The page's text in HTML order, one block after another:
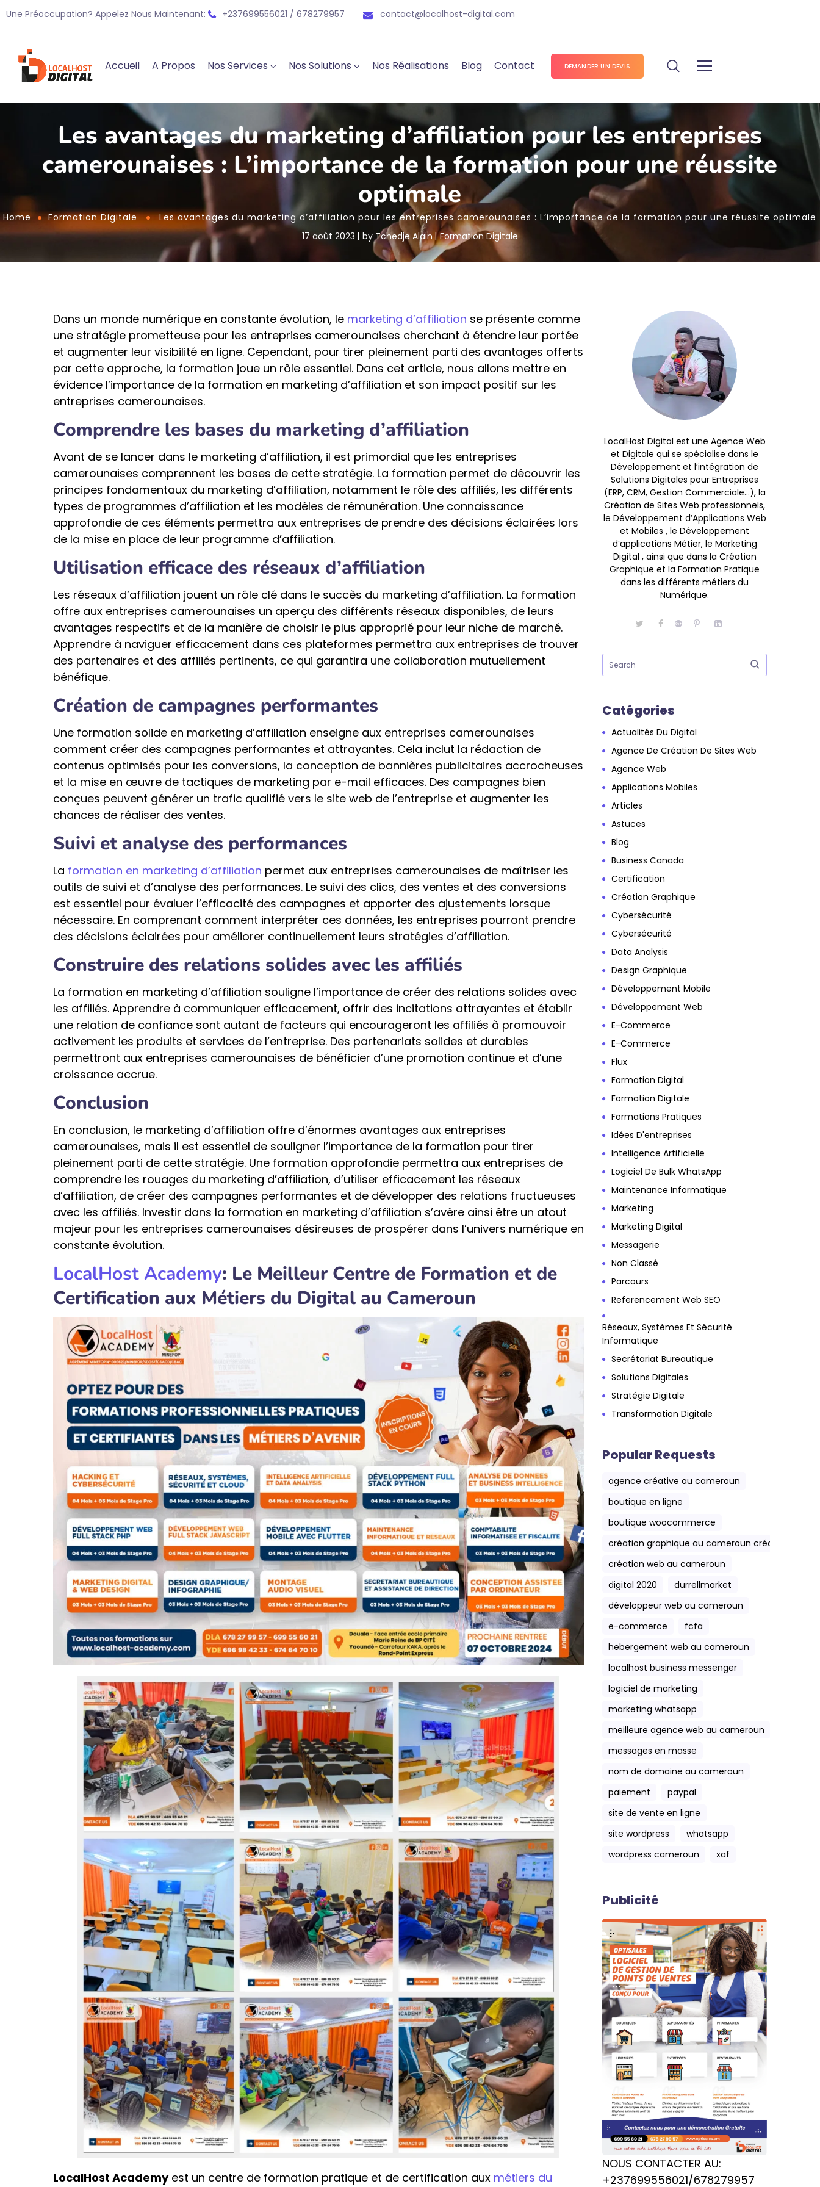
Une Préoccupation? Appelez Nous Maintenant: +237699556021 / 678279957 contact@localhost-digital.com
Accueil A Propos Nos Services Nos Solutions Nos Réalisations Blog Contact DEMANDER UN DEVIS
Les avantages du marketing d’affiliation pour les entreprises
camerounaises : L’importance de la formation pour une réussite
optimale
Home Formation Digitale
Les avantages du marketing d’affiliation pour les entreprises camerounaises : L’importance de la formation pour une réussite optimale
17 août 2023
byTchedje Alain Formation Digitale
Dans un monde numérique en constante évolution, le marketing d’affiliation se présente comme
une stratégie prometteuse pour les entreprises camerounaises cherchant à étendre leur portée
et augmenter leur visibilité en ligne. Cependant, pour tirer pleinement parti des avantages offerts
par cette approche, la formation joue un rôle essentiel. Dans cet article, nous allons mettre en
évidence l’importance de la formation en marketing d’affiliation et son impact positif sur les
entreprises camerounaises.
Comprendre les bases du marketing d’affiliation
Avant de se lancer dans le marketing d’affiliation, il est primordial que les entreprises
camerounaises comprennent les bases de cette stratégie. La formation permet de découvrir les
principes fondamentaux du marketing d’affiliation, notamment le rôle des affiliés, les différents
types de programmes d’affiliation et les modèles de rémunération. Une connaissance
approfondie de ces éléments permettra aux entreprises de prendre des décisions éclairées lors
de la mise en place de leur programme d’affiliation.
Utilisation efficace des réseaux d’affiliation
Les réseaux d’affiliation jouent un rôle clé dans le succès du marketing d’affiliation. La formation
offre aux entreprises camerounaises un aperçu des différents réseaux disponibles, de leurs
avantages respectifs et de la manière de choisir le plus approprié pour leur niche de marché.
Apprendre à naviguer efficacement dans ces plateformes permettra aux entreprises de trouver
des partenaires et des affiliés pertinents, ce qui garantira une collaboration mutuellement
bénéfique.
Création de campagnes performantes
Une formation solide en marketing d’affiliation enseigne aux entreprises camerounaises
comment créer des campagnes performantes et attrayantes. Cela inclut la rédaction de
contenus optimisés pour les conversions, la conception de bannières publicitaires accrocheuses
et la mise en œuvre de tactiques de marketing par e-mail efficaces. Des campagnes bien
conçues peuvent générer un trafic qualifié vers le site web de l’entreprise et augmenter les
chances de réaliser des ventes.
Suivi et analyse des performances
La formation en marketing d’affiliation permet aux entreprises camerounaises de maîtriser les
outils de suivi et d’analyse des performances. Le suivi des clics, des ventes et des conversions
est essentiel pour évaluer l’efficacité des campagnes et apporter des ajustements lorsque
nécessaire. En comprenant comment interpréter ces données, les entreprises pourront prendre
des décisions éclairées pour améliorer continuellement leurs stratégies d’affiliation.
Construire des relations solides avec les affiliés
La formation en marketing d’affiliation souligne l’importance de créer des relations solides avec
les affiliés. Apprendre à communiquer efficacement, offrir des incitations attrayantes et établir
une relation de confiance sont autant de facteurs qui encourageront les affiliés à promouvoir
activement les produits et services de l’entreprise. Des partenariats solides et durables
permettront aux entreprises camerounaises de bénéficier d’une promotion continue et d’une
croissance accrue.
Conclusion
En conclusion, le marketing d’affiliation offre d’énormes avantages aux entreprises
camerounaises, mais il est essentiel de souligner l’importance de la formation pour tirer
pleinement parti de cette stratégie. Une formation approfondie permettra aux entreprises de
comprendre les rouages du marketing d’affiliation, d’utiliser efficacement les réseaux
d’affiliation, de créer des campagnes performantes et de développer des relations fructueuses
avec les affiliés. Investir dans la formation en marketing d’affiliation s’avère ainsi être un atout
majeur pour les entreprises camerounaises désireuses de prospérer dans l’univers numérique en
constante évolution.
LocalHost Academy: Le Meilleur Centre de Formation et de
Certification aux Métiers du Digital au Cameroun
LocalHost Academyest un centre de formation pratique et de certification aux métiers du
LocalHost Digital est une Agence Web
et Digitale qui se spécialise dans le
Développement et l’intégration de
Solutions Digitales pour Entreprises
(ERP, CRM, Gestion Commerciale…), la
Création de Sites Web professionnels,
le Développement d’Applications Web
et Mobiles , le Développement
d’applications Métier, le Marketing
Digital , ainsi que dans la Création
Graphique et la Formation Pratique
dans les différents métiers du
Numérique.
Catégories
Actualités Du Digital
Agence De Création De Sites Web
Agence Web
Applications Mobiles
Articles
Astuces
Blog
Business Canada
Certification
Création Graphique
Cybersécurité
Cybersécurité
Data Analysis
Design Graphique
Développement Mobile
Développement Web
E-Commerce
E-Commerce
Flux
Formation Digital
Formation Digitale
Formations Pratiques
Idées D'entreprises
Intelligence Artificielle
Logiciel De Bulk WhatsApp
Maintenance Informatique
Marketing
Marketing Digital
Messagerie
Non Classé
Parcours
Referencement Web SEO
Réseaux, Systèmes Et Sécurité
Informatique
Secrétariat Bureautique
Solutions Digitales
Stratégie Digitale
Transformation Digitale
Popular Requests
agence créative au cameroun
boutique en ligne
boutique woocommerce
création graphique au cameroun création web
création web au cameroun
digital 2020
durrellmarket
développeur web au cameroun
e-commerce
fcfa
hebergement web au cameroun
localhost business messenger
logiciel de marketing
marketing whatsapp
meilleure agence web au cameroun
messages en masse
nom de domaine au cameroun
paiement
paypal
site de vente en ligne
site wordpress
whatsapp
wordpress cameroun
xaf
Publicité
NOUS CONTACTER AU:
+237699556021/678279957